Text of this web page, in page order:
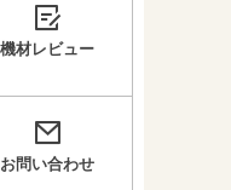
機材レビュー
お問い合わせ